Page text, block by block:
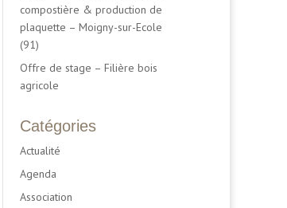
compostière & production de
plaquette – Moigny-sur-Ecole
(91)
Offre de stage – Filière bois
agricole
Catégories
Actualité
Agenda
Association